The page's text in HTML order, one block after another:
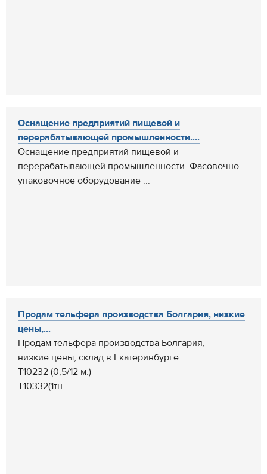
Оснащение предприятий пищевой и
перерабатывающей промышленности....
Оснащение предприятий пищевой и
перерабатывающей промышленности. Фасовочно-
упаковочное оборудование ...
Продам тельфера производства Болгария, низкие
цены,...
Продам тельфера производства Болгария,
низкие цены, склад в Екатеринбурге
Т10232 (0,5/12 м.)
Т10332(1тн....